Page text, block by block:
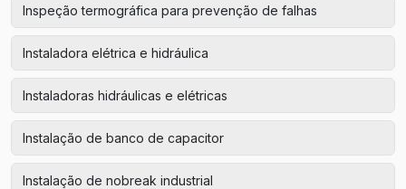
Inspeção termográfica para prevenção de falhas
Instaladora elétrica e hidráulica
Instaladoras hidráulicas e elétricas
Instalação de banco de capacitor
Instalação de nobreak industrial